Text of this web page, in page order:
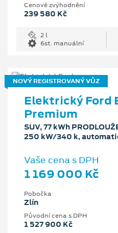
Cenové zvýhodnění
239 580 Kč
2 l
6st. manuální
NOVÝ REGISTROVANÝ VŮZ
Elektrický Ford
Premium
SUV, 77 kWh
250 kW/340 k,
Vaše cena s DPH
1 169 000 Kč
Pobočka
Zlín
Původní cena s DPH
1 527 900 Kč